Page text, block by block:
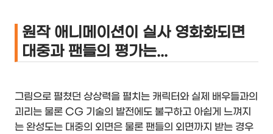
원작 애니메이션이 실사 영화화되면
대중과 팬들의 평가는...
그림으로 펼쳤던 상상력을 펼치는 캐릭터와 실제 배우들과의
괴리는 물론 CG 기술의 발전에도 불구하고 아쉽게 느껴지
는 완성도는 대중의 외면은 물론 팬들의 외면까지 받는 경우